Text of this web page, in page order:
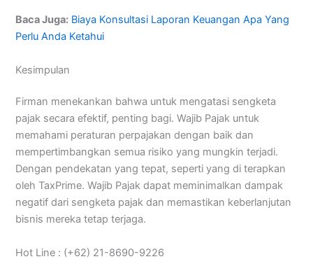
Baca Juga: Biaya Konsultasi Laporan Keuangan Apa Yang
Perlu Anda Ketahui
Kesimpulan
Firman menekankan bahwa untuk mengatasi sengketa
pajak secara efektif, penting bagi. Wajib Pajak untuk
memahami peraturan perpajakan dengan baik dan
mempertimbangkan semua risiko yang mungkin terjadi.
Dengan pendekatan yang tepat, seperti yang di terapkan
oleh TaxPrime. Wajib Pajak dapat meminimalkan dampak
negatif dari sengketa pajak dan memastikan keberlanjutan
bisnis mereka tetap terjaga.
Hot Line : (+62) 21-8690-9226